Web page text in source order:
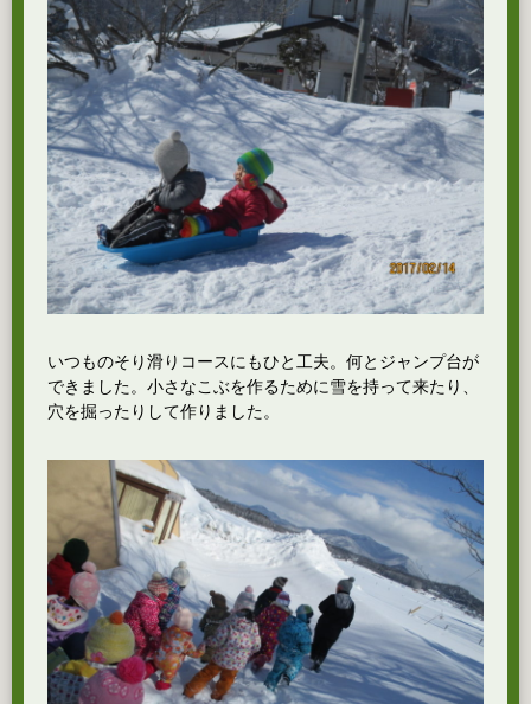
いつものそり滑りコースにもひと工夫。何とジャンプ台が
できました。小さなこぶを作るために雪を持って来たり、
穴を掘ったりして作りました。